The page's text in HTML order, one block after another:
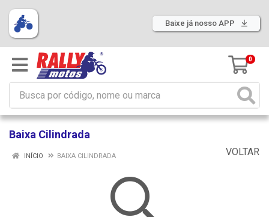
Baixe já nosso APP
0
Baixa Cilindrada
VOLTAR
INÍCIO BAIXA CILINDRADA